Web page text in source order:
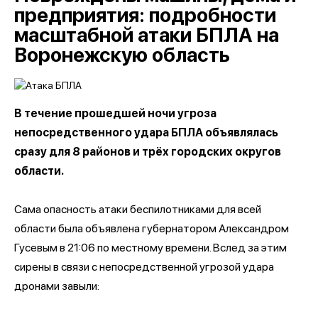
предприятия: подробности
масштабной атаки БПЛА на
Воронежскую область
В течение прошедшей ночи угроза
непосредственного удара БПЛА объявлялась
сразу для 8 районов и трёх городских округов
области.
Сама опасность атаки беспилотниками для всей
области была объявлена губернатором Александром
Гусевым в 21:06 по местному времени. Вслед за этим
сирены в связи с непосредственной угрозой удара
дронами завыли: